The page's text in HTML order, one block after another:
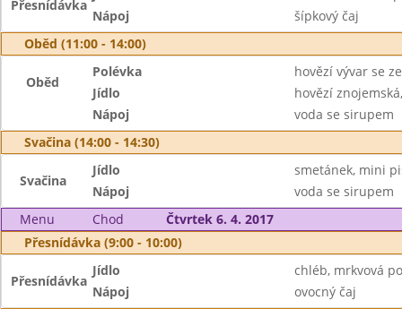
Přesnídávka
Nápoj
šípkový čaj
Oběd (11:00 - 14:00)
Oběd
Polévka
hovězí vývar se
Jídlo
hovězí
Nápoj
voda se sirupem
Svačina (14:00 - 14:30)
Svačina
Jídlo
smetánek, mini
Nápoj
voda se sirupem
Menu
Chod
Čtvrtek 6. 4. 2017
Přesnídávka (9:00 - 10:00)
Přesnídávka
Jídlo
chléb, mrkvová
Nápoj
ovocný čaj